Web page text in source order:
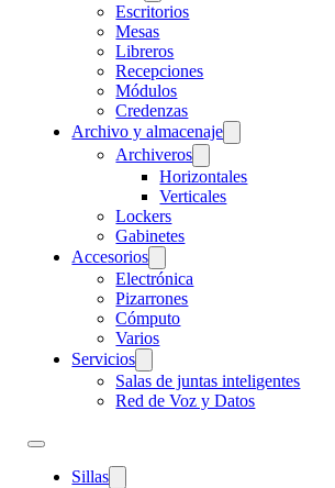
Escritorios
Mesas
Libreros
Recepciones
Módulos
Credenzas
Archivo y almacenaje
Archiveros
Horizontales
Verticales
Lockers
Gabinetes
Accesorios
Electrónica
Pizarrones
Cómputo
Varios
Servicios
Salas de juntas inteligentes
Red de Voz y Datos
Sillas